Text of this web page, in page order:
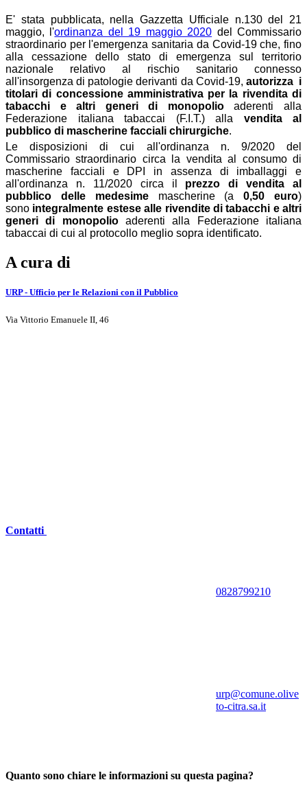
E' stata pubblicata, nella Gazzetta Ufficiale n.130 del 21
maggio, l'ordinanza del 19 maggio 2020 del Commissario
straordinario per l'emergenza sanitaria da Covid-19 che, fino
alla cessazione dello stato di emergenza sul territorio
nazionale relativo al rischio sanitario connesso
all'insorgenza di patologie derivanti da Covid-19, autorizza i
titolari di concessione amministrativa per la rivendita di
tabacchi e altri generi di monopolioaderenti alla
Federazione italiana tabaccai (F.I.T.) alla vendita al
pubblico di mascherine facciali chirurgiche.
Le disposizioni di cui all'ordinanza n. 9/2020 del
Commissario straordinario circa la vendita al consumo di
mascherine facciali e DPI in assenza di imballaggi e
all'ordinanza n. 11/2020 circa il prezzo di vendita al
pubblico delle medesime mascherine (a0,50 euro)
sono integralmente estese alle rivendite di tabacchi e altri
generi di monopolioaderenti alla Federazione italiana
tabaccai di cui al protocollo meglio sopra identificato.
A cura di
URP - Ufficio per le Relazioni con il Pubblico
Via Vittorio Emanuele II, 46
Contatti
0828799210
urp@comune.olive
to-citra.sa.it
Quanto sono chiare le informazioni su questa pagina?